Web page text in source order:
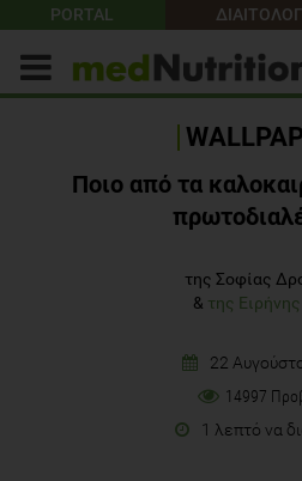
PORTAL
Ποιο από τα
της Σοφίας
& της
22
14997
1 λεπτό να